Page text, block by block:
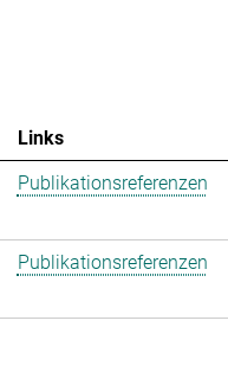
Links
Publikationsreferenzen
Publikationsreferenzen